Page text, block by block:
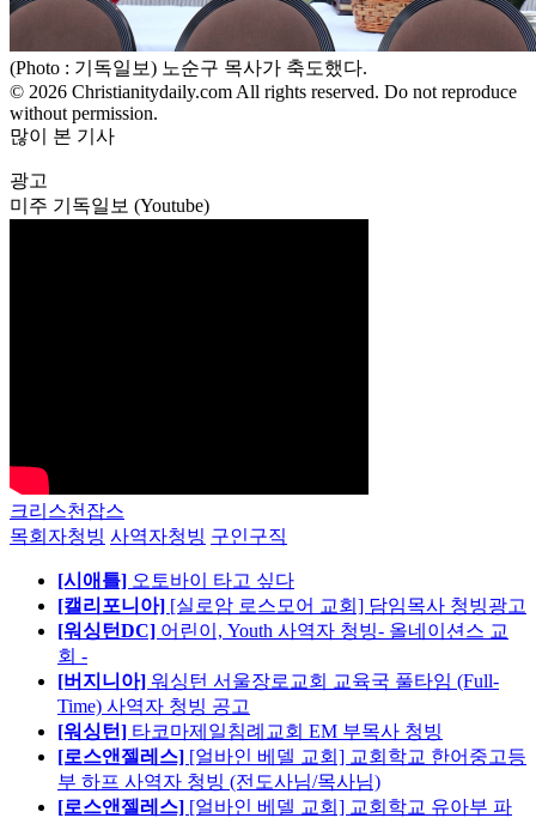
(Photo : 기독일보) 노순구 목사가 축도했다.
© 2026 Christianitydaily.com All rights reserved. Do not reproduce
without permission.
많이 본 기사
광고
미주 기독일보 (Youtube)
크리스천잡스
목회자청빙 사역자청빙 구인구직
[시애틀] 오토바이 타고 싶다
[캘리포니아] [실로암 로스모어 교회] 담임목사 청빙광고
[워싱턴DC] 어린이, Youth 사역자 청빙- 올네이션스 교
회 -
[버지니아] 워싱턴 서울장로교회 교육국 풀타임 (Full-
Time) 사역자 청빙 공고
[워싱턴] 타코마제일침례교회 EM 부목사 청빙
[로스앤젤레스] [얼바인 베델 교회] 교회학교 한어중고등
부 하프 사역자 청빙 (전도사님/목사님)
[로스앤젤레스] [얼바인 베델 교회] 교회학교 유아부 파